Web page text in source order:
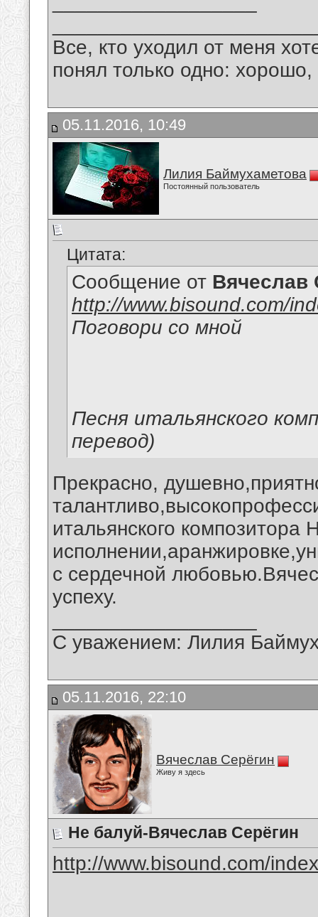
Все, кто уходил от меня
понял только одно:
05.11.2016, 10:49
Лилия Баймухаметова
Постоянный пользователь
Цитата:
Сообщение от Вячеслав
http://www.bisound.com/
Поговори со мной
Песня итальянского
перевод)
Прекрасно,
итальянского
с сердечной
успеху.
С уважением: Лилия
05.11.2016, 22:10
Вячеслав Серёгин
Живу я здесь
Не балуй-Вячеслав Серёгин
http://www.bisound.com/